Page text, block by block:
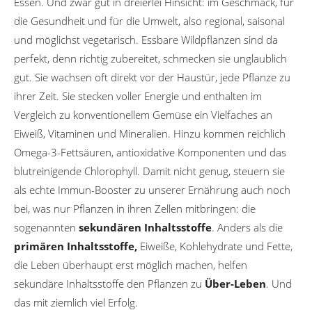
die Gesundheit und für die Umwelt, also regional, saisonal
und möglichst vegetarisch. Essbare Wildpflanzen sind da
perfekt, denn richtig zubereitet, schmecken sie unglaublich
gut. Sie wachsen oft direkt vor der Haustür, jede Pflanze zu
ihrer Zeit. Sie stecken voller Energie und enthalten im
Vergleich zu konventionellem Gemüse ein Vielfaches an
Eiweiß, Vitaminen und Mineralien. Hinzu kommen reichlich
Omega-3-Fettsäuren, antioxidative Komponenten und das
blutreinigende Chlorophyll. Damit nicht genug, steuern sie
als echte Immun-Booster zu unserer Ernährung auch noch
bei, was nur Pflanzen in ihren Zellen mitbringen: die
sogenannten sekundären Inhaltsstoffe. Anders als die
primären Inhaltsstoffe, Eiweiße, Kohlehydrate und Fette,
die Leben überhaupt erst möglich machen, helfen
sekundäre Inhaltsstoffe den Pflanzen zu Über-Leben. Und
das mit ziemlich viel Erfolg.